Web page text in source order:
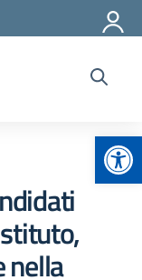
nella